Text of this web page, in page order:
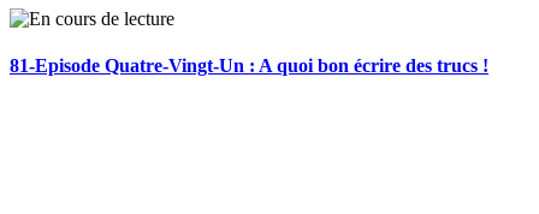
81-Episode Quatre-Vingt-Un : A quoi bon écrire des trucs !